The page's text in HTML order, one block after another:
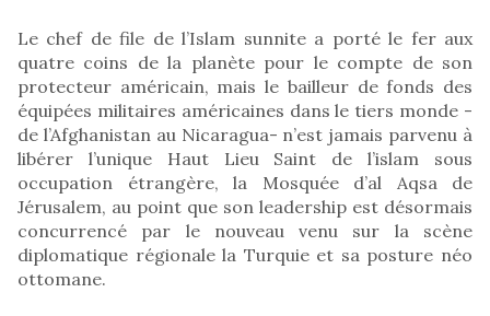
Le chef de file de l’Islam sunnite a porté le fer aux
quatre coins de la planète pour le compte de son
protecteur américain, mais le bailleur de fonds des
équipées militaires américaines dans le tiers monde -
de l’Afghanistan au Nicaragua- n’est jamais parvenu à
libérer l’unique Haut Lieu Saint de l’islam sous
occupation étrangère, la Mosquée d’al Aqsa de
Jérusalem, au point que son leadership est désormais
concurrencé par le nouveau venu sur la scène
diplomatique régionale la Turquie et sa posture néo
ottomane.